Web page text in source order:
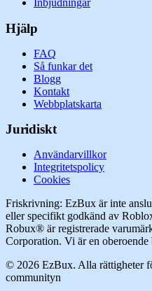
Inbjudningar
Hjälp
FAQ
Så funkar det
Blogg
Kontakt
Webbplatskarta
Juridiskt
Användarvillkor
Integritetspolicy
Cookies
Friskrivning: EzBux är inte
eller specifikt godkänd av
Robux® är registrerade
Corporation. Vi är en
© 2026 EzBux. Alla rättigheter
communityn